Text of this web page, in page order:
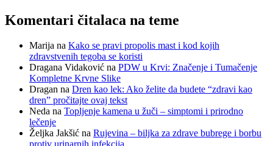
Komentari čitalaca na teme
Marija na Kako se pravi propolis mast i kod kojih
zdravstvenih tegoba se koristi
Dragana Vidaković na PDW u Krvi: Značenje i Tumačenje
Kompletne Krvne Slike
Dragan na Dren kao lek: Ako želite da budete “zdravi kao
dren” pročitajte ovaj tekst
Neda na Topljenje kamena u žuči – simptomi i prirodno
lečenje
Željka Jakšić na Rujevina – biljka za zdrave bubrege i borbu